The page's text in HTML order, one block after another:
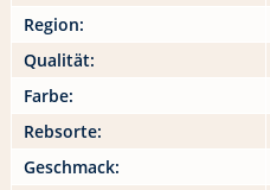
Region:
Qualität:
Farbe:
Rebsorte:
Geschmack: